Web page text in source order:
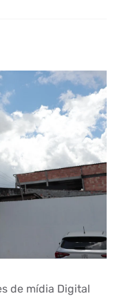
de mídia Digital